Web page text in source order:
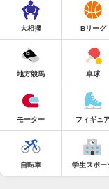
大相撲 Bリーグ
地方競馬 卓球
モーター フィギュ
自転車 学生スポー